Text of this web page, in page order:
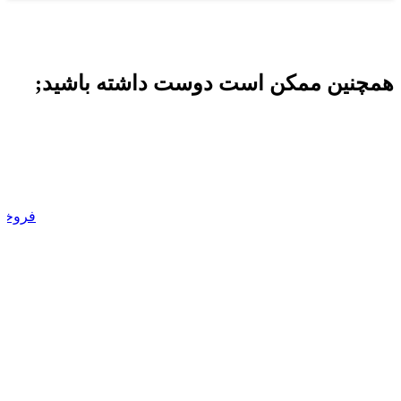
همچنین ممکن است دوست داشته باشید;